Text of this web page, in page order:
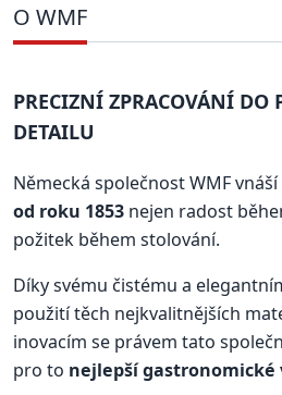
O WMF
PRECIZNÍ ZPRACOVÁNÍ DO
DETAILU
Německá společnost WMF
od roku 1853 nejen radost
požitek během stolování.
Díky svému čistému a
použití těch nejkvalitnějších
inovacím se právem tato
pro to nejlepší gastronomické